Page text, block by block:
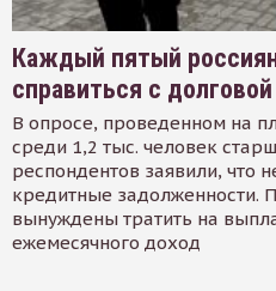
Каждый пятый
справиться с долговой
В опросе, проведенном на
среди 1,2 тыс. человек
респондентов заявили, что
кредитные задолженности.
вынуждены тратить на
ежемесячного доход